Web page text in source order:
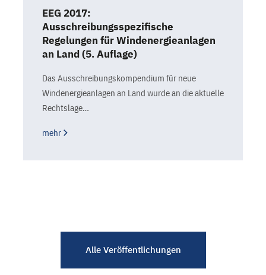
EEG 2017:
Ausschreibungsspezifische
Regelungen für Windenergieanlagen
an Land (5. Auflage)
Das Ausschreibungskompendium für neue
Windenergieanlagen an Land wurde an die aktuelle
Rechtslage…
mehr
Alle Veröffentlichungen